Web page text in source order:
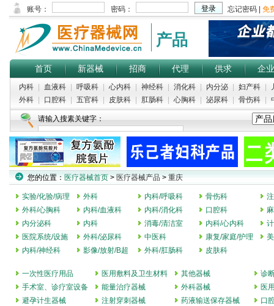
产品
首页 新器械 招商 代理 供求 企业
内科 血液科 呼吸科 心内科 神经科 消化科 内分泌 妇产科
外科
口腔科 五官科 皮肤科 肛肠科 心胸科 泌尿科 骨伤科
请输入搜素关键字：
热门搜索： 手术室净化|医用中心 医用病床 肋骨板 |视力检查仪
您的位置： 医疗器械首页 > 医疗器械产品 > 重庆
实验/化验/病理 外科 内科/呼吸科 骨伤科
外科/心胸科
内科/血液科 内科/消化科 口腔科
内分泌科
内科 消毒/清洁室 内科/心内科
医院系统/设施
外科/泌尿科 中医科 康复/家庭/护理
内科/神经科
影像/放射/B超 外科/肛肠科 皮肤科
一次性医疗用品 医用敷料及卫生材料 其他器械
诊
手术室、诊疗室设备
能量治疗器械 外科器械
医
避孕计生器械
注射穿刺器械 药液输送保存器械 口